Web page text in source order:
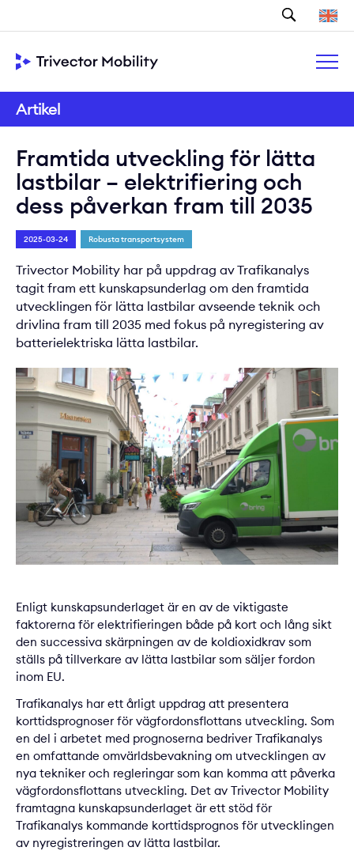
Sök
Artikel
Framtida utveckling för lätta
lastbilar – elektrifiering och
dess påverkan fram till 2035
2025-03-24 Robusta transportsystem
Trivector Mobility har på uppdrag av Trafikanalys
tagit fram ett kunskapsunderlag om den framtida
utvecklingen för lätta lastbilar avseende teknik och
drivlina fram till 2035 med fokus på nyregistering av
batterielektriska lätta lastbilar.
Enligt kunskapsunderlaget är en av de viktigaste
faktorerna för elektrifieringen både på kort och lång sikt
den successiva skärpningen av de koldioxidkrav som
ställs på tillverkare av lätta lastbilar som säljer fordon
inom EU.
Trafikanalys har ett årligt uppdrag att presentera
korttidsprognoser för vägfordonsflottans utveckling. Som
en del i arbetet med prognoserna bedriver Trafikanalys
en omfattande omvärldsbevakning om utvecklingen av
nya tekniker och regleringar som kan komma att påverka
vägfordonsflottans utveckling. Det av Trivector Mobility
framtagna kunskapsunderlaget är ett stöd för
Trafikanalys kommande korttidsprognos för utvecklingen
av nyregistreringen av lätta lastbilar.